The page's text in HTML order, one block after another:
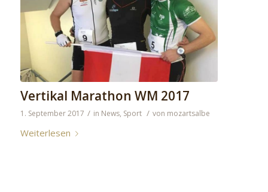
Vertikal Marathon WM 2017
1. September 2017 / in News, Sport / von mozartsalbe
Weiterlesen